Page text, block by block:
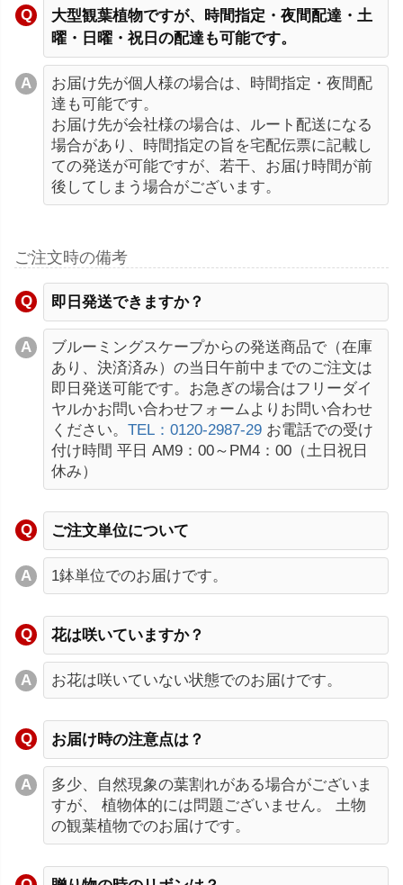
大型観葉植物ですが、時間指定・夜間配達・土
曜・日曜・祝日の配達も可能です。
お届け先が個人様の場合は、時間指定・夜間配
達も可能です。
お届け先が会社様の場合は、ルート配送になる
場合があり、時間指定の旨を宅配伝票に記載し
ての発送が可能ですが、若干、お届け時間が前
後してしまう場合がございます。
ご注文時の備考
即日発送できますか？
ブルーミングスケープからの発送商品で（在庫
あり、決済済み）の当日午前中までのご注文は
即日発送可能です。お急ぎの場合はフリーダイ
ヤルかお問い合わせフォームよりお問い合わせ
ください。 TEL：0120-2987-29 お電話での受け
付け時間 平日 AM9：00～PM4：00（土日祝日
休み）
ご注文単位について
1鉢単位でのお届けです。
花は咲いていますか？
お花は咲いていない状態でのお届けです。
お届け時の注意点は？
多少、自然現象の葉割れがある場合がございま
すが、 植物体的には問題ございません。 土物
の観葉植物でのお届けです。